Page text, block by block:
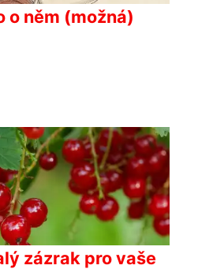
o něm (možná)
zázrak pro vaše